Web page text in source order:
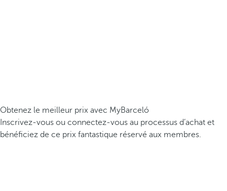
Obtenez le meilleur prix avec MyBarceló
Inscrivez-vous ou connectez-vous au processus d’achat et
bénéficiez de ce prix fantastique réservé aux membres.